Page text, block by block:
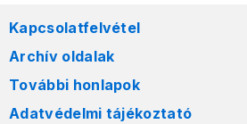
Kapcsolatfelvétel
Archív oldalak
További honlapok
Adatvédelmi tájékoztató